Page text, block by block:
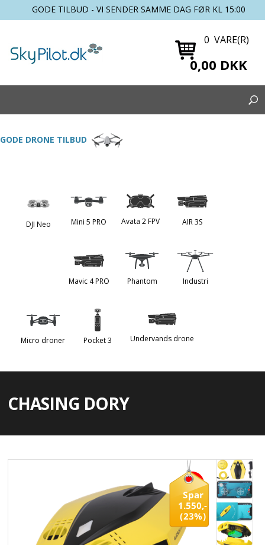
GODE TILBUD - VI SENDER SAMME DAG FØR KL 15:00
0 VARE(R)
0,00 DKK
GODE DRONE TILBUD
DJI Neo Mini 5 PRO Avata 2 FPV AIR 3S
Mavic 4 PRO Phantom Industri
Micro droner Pocket 3 Undervands drone
CHASING DORY
Spar
1.550,-
(23%)